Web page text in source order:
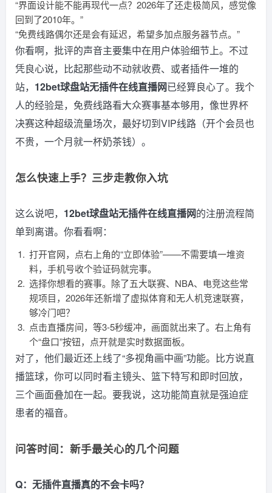
“界面设计能不能再现代一点？2026年了还走极简风，感觉像
回到了2010年。”
“免费线路偶尔还是会有延迟，希望多加点服务器节点。”
你看啊，批评的声音主要集中在用户体验细节上。不过
凭良心说，比起那些动不动就收费、或者插件一堆的
站， 12bet球盘站无插件在线直播网已经算良心了。我个
人的经验是，免费线路看大众赛事基本够用，像世界杯
决赛这种超级流量场次，最好切到VIP线路（开个会员也
不贵，一个月就一杯奶茶钱）。
怎么快速上手？三步走教你入坑
这么说吧， 12bet球盘站无插件在线直播网的注册流程简
单到离谱。你看看啊：
打开官网，点右上角的“立即体验”——不需要填一堆资
料，手机号收个验证码就完事。
选择你想看的赛事。除了五大联赛、NBA、电竞这些常
规项目，2026年还新增了虚拟体育和无人机竞速联赛，
够冷门吧？
点击直播房间，等3-5秒缓冲，画面就出来了。右上角有
个“盘口”按钮，点开就是实时数据面板。
对了，他们最近还上线了“多视角画中画”功能。比方说直
播篮球，你可以同时看主镜头、篮下特写和即时回放，
三个画面叠加在一起。要我说，这功能简直就是强迫症
患者的福音。
问答时间：新手最关心的几个问题
Q：无插件直播真的不会卡吗？